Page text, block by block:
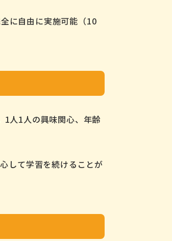
に自由に実施可能（10
人1人の興味関心、年齢
して学習を続けることが